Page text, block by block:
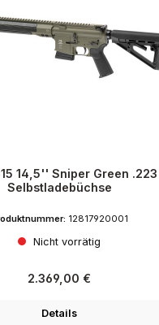
14,5'' Sniper Green .223
Selbstladebüchse
12817920001
Nicht vorrätig
Regulärer Preis:
2.369,00 €
Details